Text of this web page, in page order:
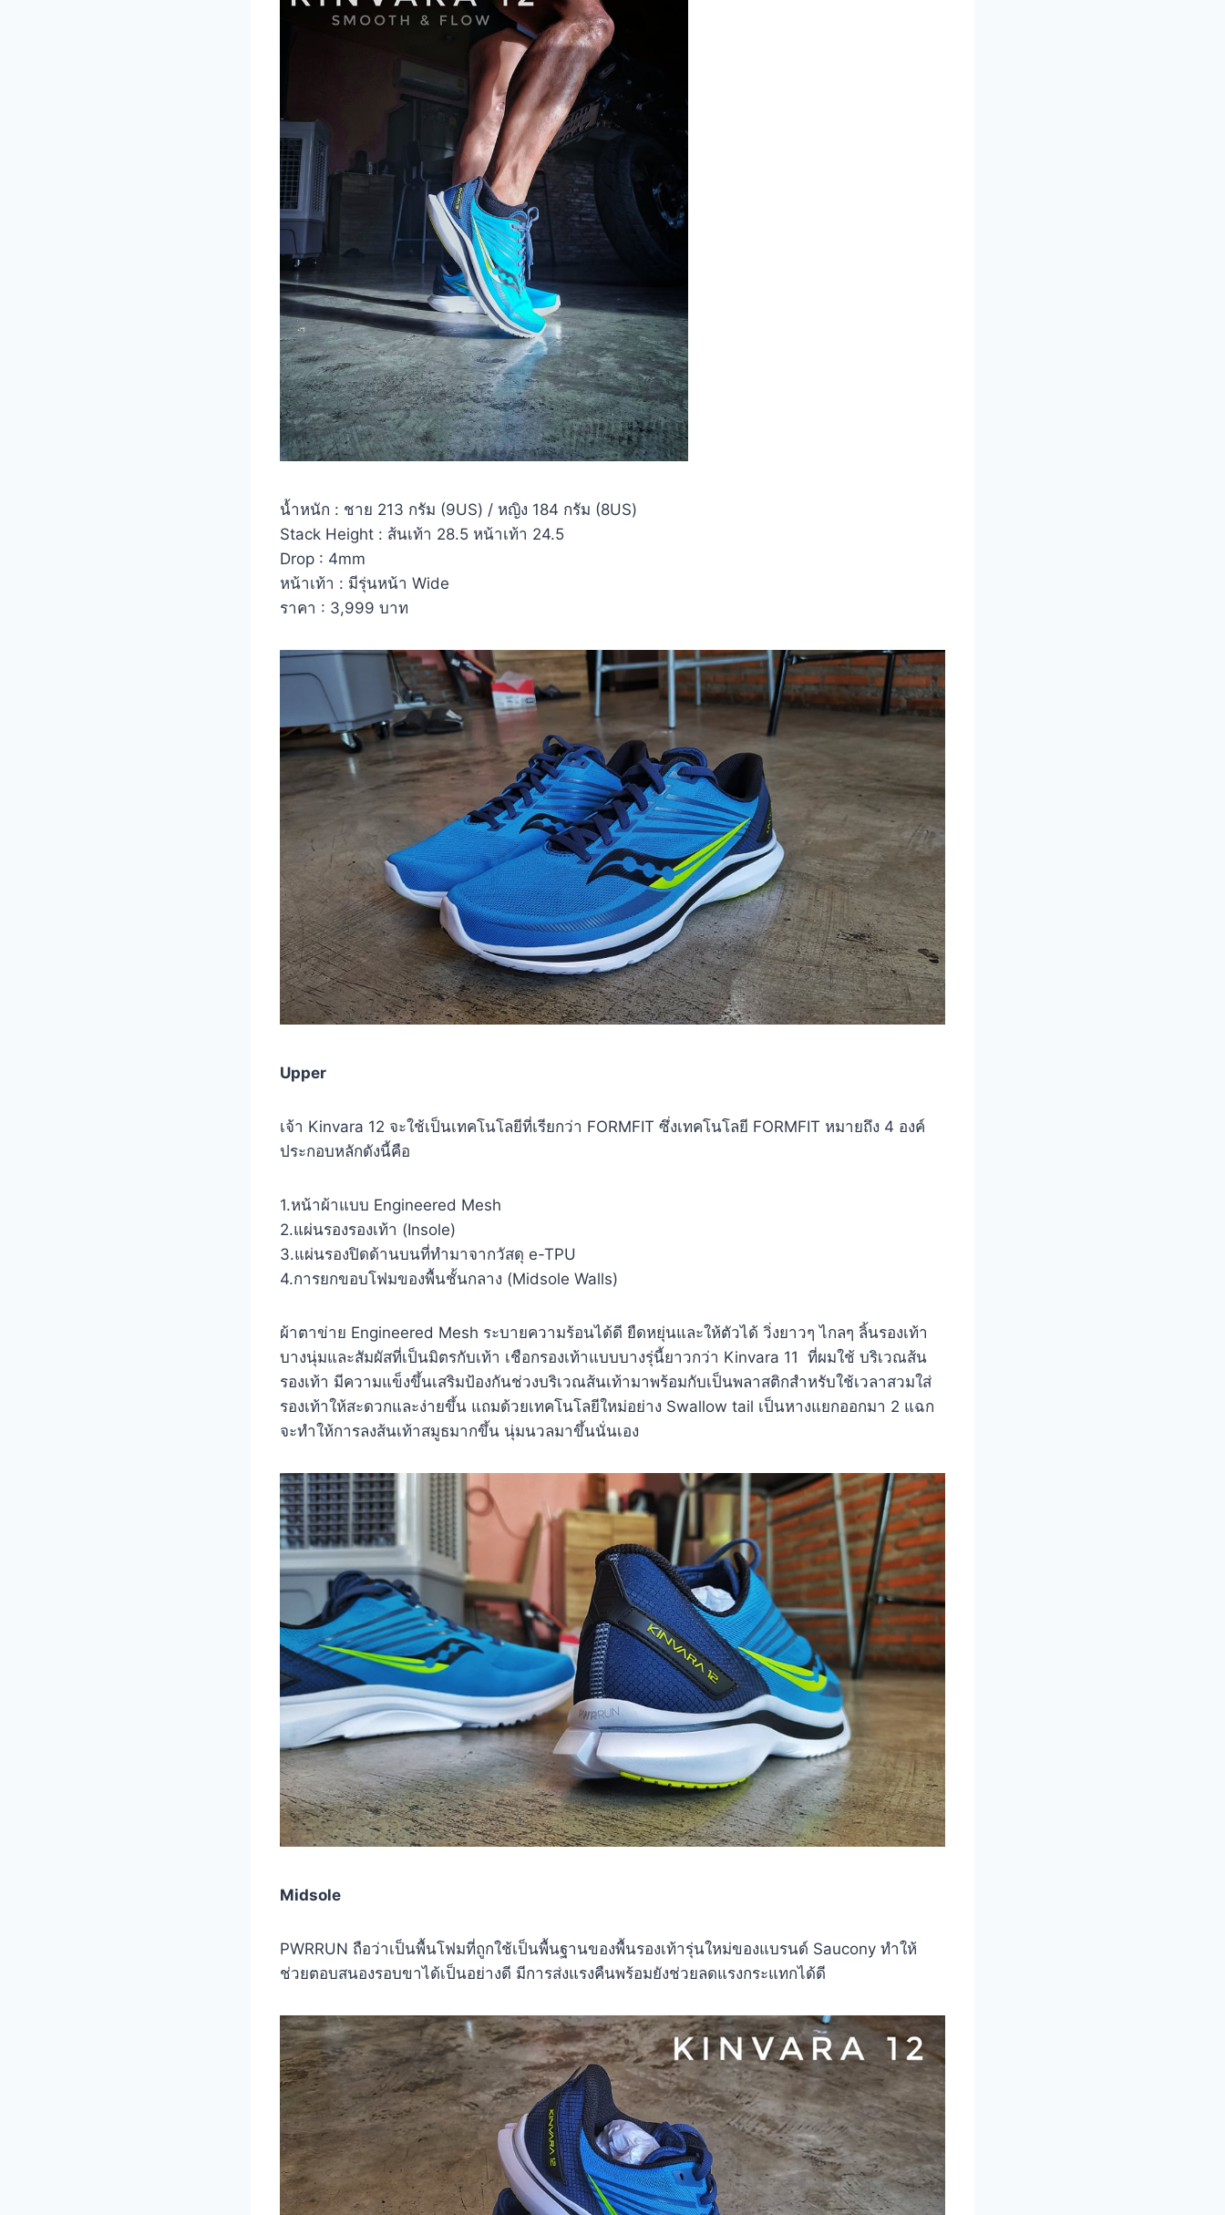
น้ำหนัก : ชาย 213 กรัม (9US) / หญิง 184 กรัม (8US)
Stack Height : ส้นเท้า 28.5 หน้าเท้า 24.5
Drop : 4mm
หน้าเท้า : มีรุ่นหน้า Wide
ราคา : 3,999 บาท
Upper
เจ้า Kinvara 12 จะใช้เป็นเทคโนโลยีที่เรียกว่า FORMFIT ซึ่งเทคโนโลยี FORMFIT หมายถึง 4 องค์
ประกอบหลักดังนี้คือ
1.หน้าผ้าแบบ Engineered Mesh
2.แผ่นรองรองเท้า (Insole)
3.แผ่นรองปิดด้านบนที่ทำมาจากวัสดุ e-TPU
4.การยกขอบโฟมของพื้นชั้นกลาง (Midsole Walls)
ผ้าตาข่าย Engineered Mesh ระบายความร้อนได้ดี ยืดหยุ่นและให้ตัวได้ วิ่งยาวๆ ไกลๆ ลิ้นรองเท้า
บางนุ่มและสัมผัสที่เป็นมิตรกับเท้า เชือกรองเท้าแบบบางรุ่นี้ยาวกว่า Kinvara 11 ที่ผมใช้ บริเวณส้น
รองเท้า มีความแข็งขึ้นเสริมป้องกันช่วงบริเวณส้นเท้ามาพร้อมกับเป็นพลาสติกสำหรับใช้เวลาสวมใส่
รองเท้าให้สะดวกและง่ายขึ้น แถมด้วยเทคโนโลยีใหม่อย่าง Swallow tail เป็นหางแยกออกมา 2 แฉก
จะทำให้การลงส้นเท้าสมูธมากขึ้น นุ่มนวลมาขึ้นนั่นเอง
Midsole
PWRRUN ถือว่าเป็นพื้นโฟมที่ถูกใช้เป็นพื้นฐานของพื้นรองเท้ารุ่นใหม่ของแบรนด์ Saucony ทำให้
ช่วยตอบสนองรอบขาได้เป็นอย่างดี มีการส่งแรงคืนพร้อมยังช่วยลดแรงกระแทกได้ดี